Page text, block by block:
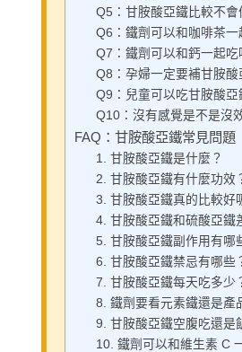
Q5：甘胺酸亞鐵比較不會
Q6：鐵劑可以和咖啡茶一
Q7：鐵劑可以和鈣一起吃
Q8：孕婦一定要補甘胺酸
Q9：兒童可以吃甘胺酸亞
Q10：沒有感覺是不是沒
FAQ：甘胺酸亞鐵常見問題
1. 甘胺酸亞鐵是什麼？
2. 甘胺酸亞鐵有什麼功效
3. 甘胺酸亞鐵真的比較好
4. 甘胺酸亞鐵和硫酸亞鐵
5. 甘胺酸亞鐵副作用有哪
6. 甘胺酸亞鐵禁忌有哪些
7. 甘胺酸亞鐵每天吃多少
8. 鐵劑要看元素鐵還是產
9. 甘胺酸亞鐵空腹吃還是
10. 鐵劑可以和維生素 C